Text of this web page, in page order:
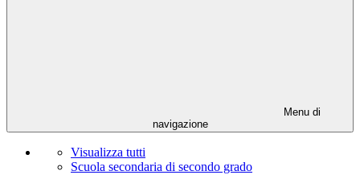
Menu di
navigazione
Visualizza tutti
Scuola secondaria di secondo grado